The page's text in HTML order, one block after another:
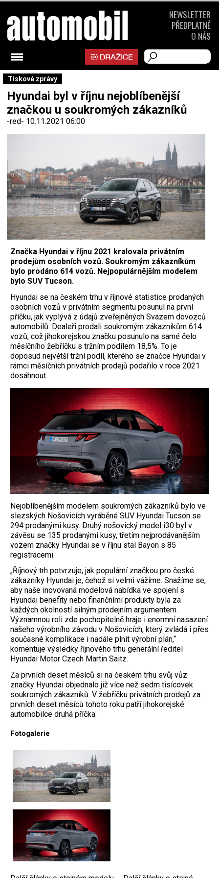
Tiskové zprávy
Hyundai byl v říjnu nejoblíbenější
značkou u soukromých zákazníků
-red- 10.11.2021 06:00
Značka Hyundai v říjnu 2021 kralovala privátním
prodejům osobních vozů. Soukromým zákazníkům
bylo prodáno 614 vozů. Nejpopulárnějším modelem
bylo SUV Tucson.
Hyundai se na českém trhu v říjnové statistice prodaných
osobních vozů v privátním segmentu posunul na první
příčku, jak vyplývá z údajů zveřejněných Svazem dovozců
automobilů. Dealeři prodali soukromým zákazníkům 614
vozů, což jihokorejskou značku posunulo na samé čelo
měsíčního žebříčku s tržním podílem 18,5%. To je
doposud největší tržní podíl, kterého se značce Hyundai v
rámci měsíčních privátních prodejů podařilo v roce 2021
dosáhnout.
Nejoblíbenějším modelem soukromých zákazníků bylo ve
slezských Nošovicích vyráběné SUV Hyundai Tucson se
294 prodanými kusy. Druhý nošovický model i30 byl v
závěsu se 135 prodanými kusy, třetím nejprodávanějším
vozem značky Hyundai se v říjnu stal Bayon s 85
registracemi.
„Říjnový trh potvrzuje, jak populární značkou pro české
zákazníky Hyundai je, čehož si velmi vážíme. Snažíme se,
aby naše inovovaná modelová nabídka ve spojení s
Hyundai benefity nebo finančními produkty byla za
každých okolností silným prodejním argumentem.
Významnou roli zde pochopitelně hraje i enormní nasazení
našeho výrobního závodu v Nošovicích, který zvládá i přes
současné komplikace i nadále plnit výrobní plán,“
komentuje výsledky říjnového trhu generální ředitel
Hyundai Motor Czech Martin Saitz.
Za prvních deset měsíců si na českém trhu svůj vůz
značky Hyundai objednalo již více než sedm tisícovek
soukromých zákazníků. V žebříčku privátních prodejů za
prvních deset měsíců tohoto roku patří jihokorejské
automobilce druhá příčka.
Fotogalerie
NEWSLETTER
PŘEDPLATNÉ
O NÁS